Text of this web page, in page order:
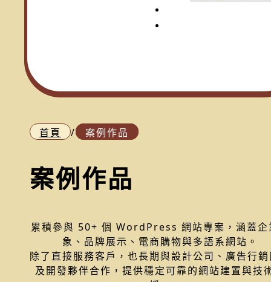
首頁 / 案例作品
案例作品
累積參與 50+ 個 WordPress 網站專案，涵蓋企
象、品牌展示、電商購物與多語系網站。
除了直接服務客戶，也長期與設計公司、廣告行
及開發夥伴合作，提供穩定可靠的網站建置與技